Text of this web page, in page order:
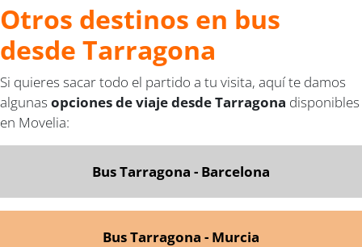
Otros destinos en bus
desde Tarragona
Si quieres sacar todo el partido a tu visita, aquí te damos
algunas opciones de viaje desde Tarragona disponibles
en Movelia:
Bus Tarragona - Barcelona
Bus Tarragona - Murcia